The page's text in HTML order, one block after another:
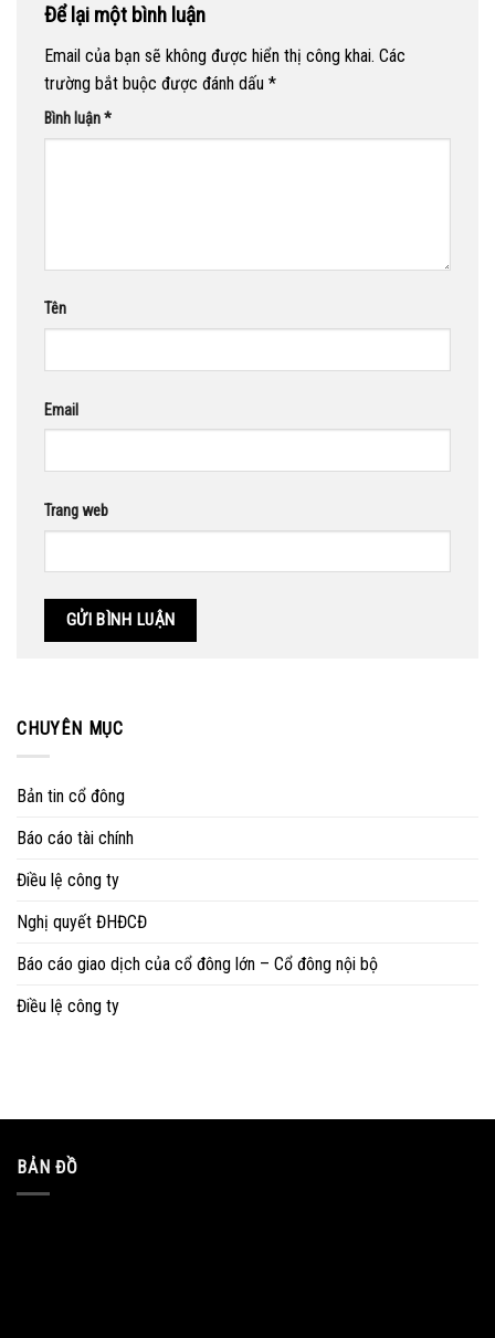
Để lại một bình luận
Email của bạn sẽ không được hiển thị công khai. Các
trường bắt buộc được đánh dấu *
Bình luận*
Tên
Email
Trang web
CHUYÊN MỤC
Bản tin cổ đông
Báo cáo tài chính
Điều lệ công ty
Nghị quyết ĐHĐCĐ
Báo cáo giao dịch của cổ đông lớn – Cổ đông nội bộ
Điều lệ công ty
BẢN ĐỒ